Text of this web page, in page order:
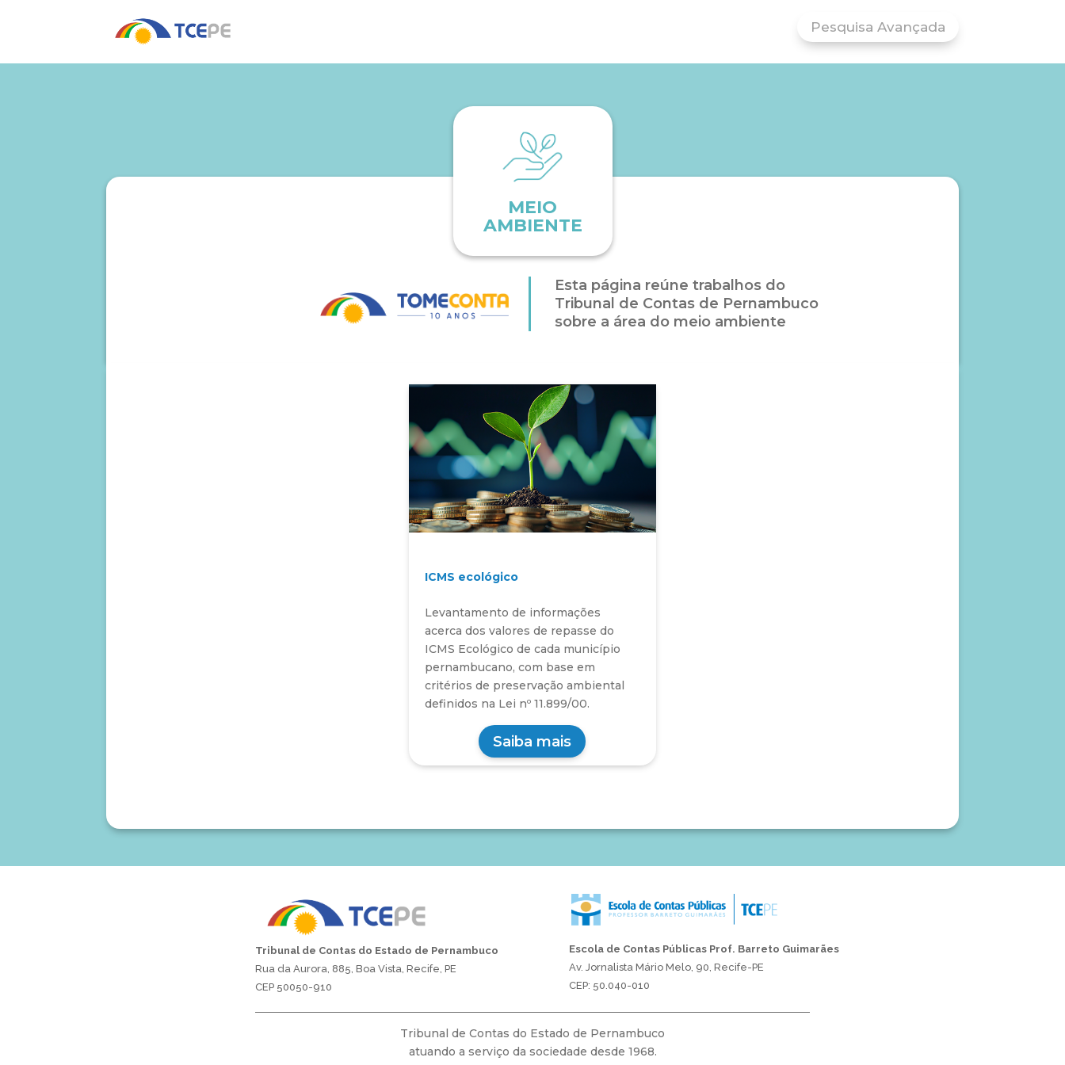
Pesquisa Avançada
MEIO
AMBIENTE
Esta página reúne trabalhos do
Tribunal de Contas de Pernambuco
sobre a área do meio ambiente
ICMS ecológico
Levantamento de informações
acerca dos valores de repasse do
ICMS Ecológico de cada município
pernambucano, com base em
critérios de preservação ambiental
definidos na Lei nº 11.899/00.
Saiba mais
Tribunal de Contas do Estado de Pernambuco
Rua da Aurora, 885, Boa Vista, Recife, PE
CEP 50050-910
Escola de Contas Públicas Prof. Barreto Guimarães
Av. Jornalista Mário Melo, 90, Recife-PE
CEP: 50.040-010
Tribunal de Contas do Estado de Pernambuco
atuando a serviço da sociedade desde 1968.